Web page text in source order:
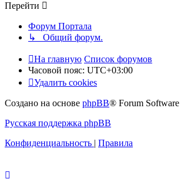
Перейти
Форум Портала
↳ Общий форум.
На главную Список форумов
Часовой пояс: UTC+03:00
Удалить cookies
Создано на основе phpBB® Forum
Русская поддержка phpBB
Конфиденциальность
Правила